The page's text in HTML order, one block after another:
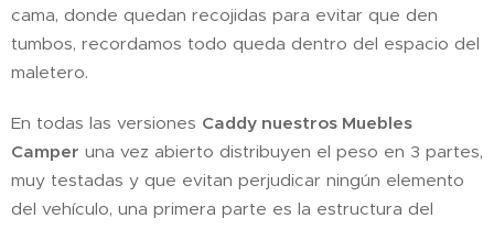
cama, donde quedan recojidas para evitar que den
tumbos, recordamos todo queda dentro del espacio del
maletero.
En todas las versiones Caddy nuestros Muebles
Camper una vez abierto distribuyen el peso en 3 partes,
muy testadas y que evitan perjudicar ningún elemento
del vehículo, una primera parte es la estructura del